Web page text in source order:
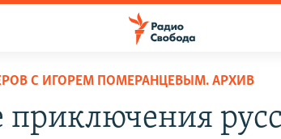
С ИГОРЕМ ПОМЕРАНЦЕВЫМ. АРХИВ